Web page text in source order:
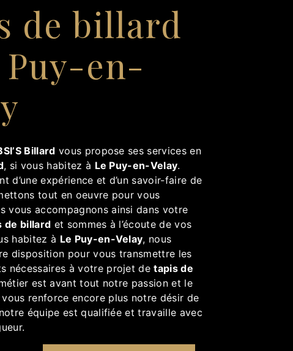
de billard
Puy-en-
Billard vous propose ses services en
, si vous habitez à Le Puy-en-Velay.
d’une expérience et d’un savoir-faire de
tout en oeuvre pour vous
vous accompagnons ainsi dans votre
de billard et sommes à l’écoute de vos
habitez à Le Puy-en-Velay, nous
disposition pour vous transmettre les
nécessaires à votre projet detapis de
est avant tout notre passion et le
renforce encore plus notre désir de
équipe est qualifiée et travaille avec